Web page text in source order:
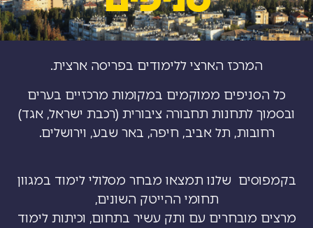
המרכז הארצי ללימודים בפריסה ארצית.
כל הסניפים ממוקמים במקומות מרכזיים בערים
ובסמוך לתחנות תחבורה ציבורית (רכבת ישראל, אגד)
רחובות, תל אביב, חיפה, באר שבע, וירושלים.
בקמפוסים שלנו תמצאו מבחר מסלולי לימוד במגוון
תחומי ההייטק השונים,
מרצים מובחרים עם ותק עשיר בתחום, וכיתות לימוד